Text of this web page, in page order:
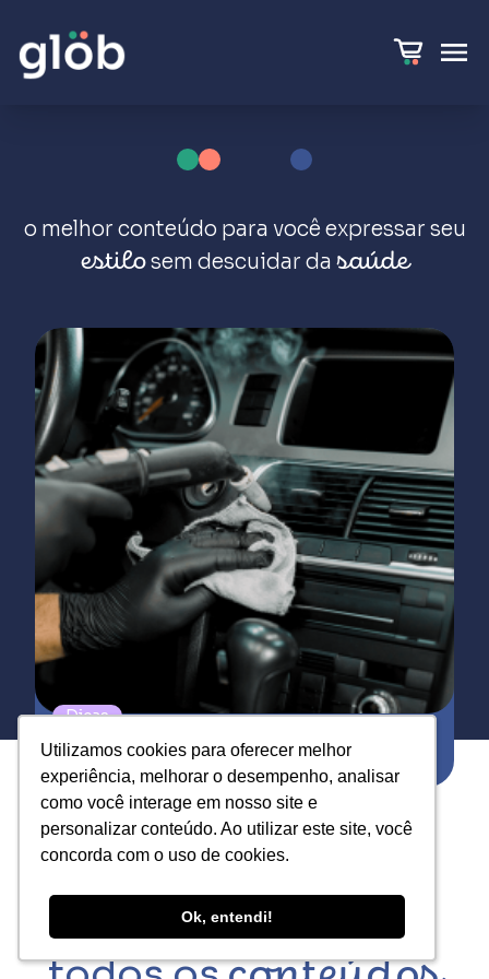
Utilizamos cookies para oferecer melhor
experiência, melhorar o desempenho, analisar
como você interage em nosso site e
personalizar conteúdo. Ao utilizar este site, você
concorda com o uso de cookies.
Ok, entendi!
Utilizamos cookies para oferecer melhor
experiência, melhorar o desempenho, analisar
como você interage em nosso site e
personalizar conteúdo. Ao utilizar este site, você
concorda com o uso de cookies.
Ok, entendi!
o melhor conteúdo para você expressar seu
estilosem descuidar da saúde
Dicas
Uso de luvas na estética automotiva:
proteção, desempenho e escolha correta